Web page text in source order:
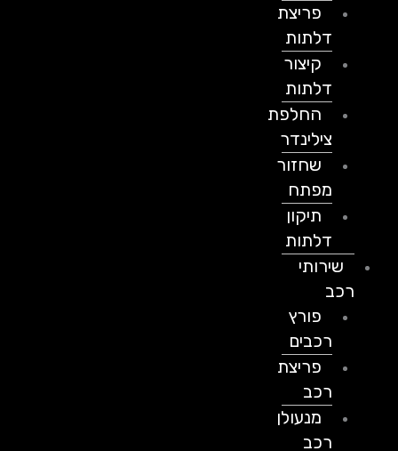
פריצת
דלתות
קיצור
דלתות
החלפת
צילינדר
שחזור
מפתח
תיקון
דלתות
שירותי
פורץ
רכבים
פריצת
מנעולן